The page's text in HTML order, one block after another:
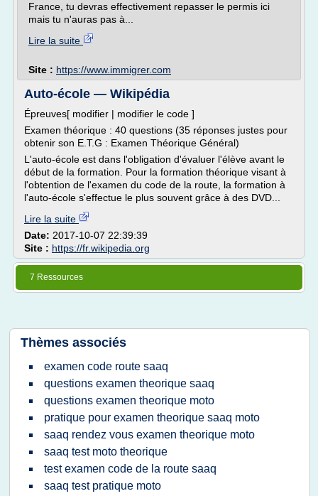
France, tu devras effectivement repasser le permis ici
mais tu n'auras pas à...
Lire la suite
Site : https://www.immigrer.com
Auto-école — Wikipédia
Épreuves[ modifier | modifier le code ]
Examen théorique : 40 questions (35 réponses justes pour
obtenir son E.T.G : Examen Théorique Général)
L'auto-école est dans l'obligation d'évaluer l'élève avant le
début de la formation. Pour la formation théorique visant à
l'obtention de l'examen du code de la route, la formation à
l'auto-école s'effectue le plus souvent grâce à des DVD...
Lire la suite
Date: 2017-10-07 22:39:39
Site : https://fr.wikipedia.org
7 Ressources
Thèmes associés
examen code route saaq
questions examen theorique saaq
questions examen theorique moto
pratique pour examen theorique saaq moto
saaq rendez vous examen theorique moto
saaq test moto theorique
test examen code de la route saaq
saaq test pratique moto